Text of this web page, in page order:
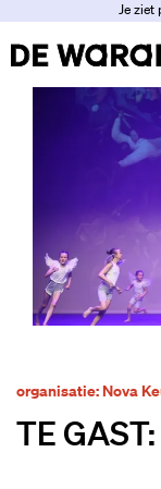
Je ziet
TE
organisatie: Nova